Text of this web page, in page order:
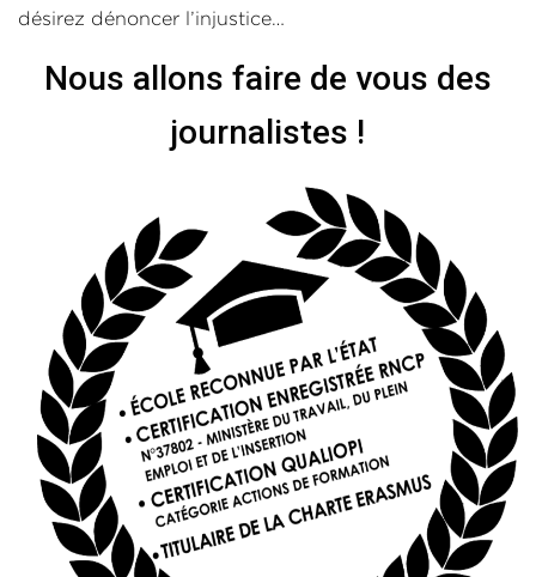
désirez dénoncer l’injustice…
Nous allons faire de vous des
journalistes !